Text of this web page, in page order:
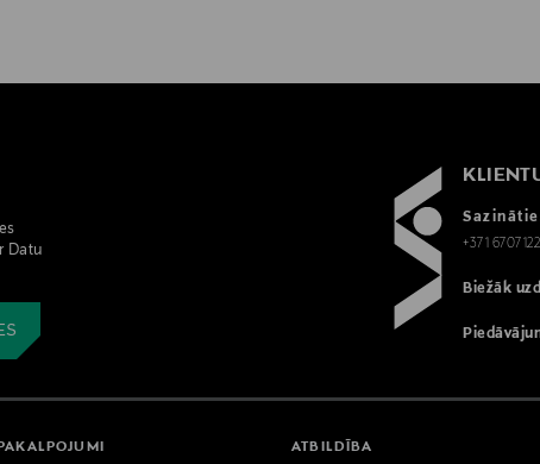
Datu
+371
Biežāk
ATBILDĪBA